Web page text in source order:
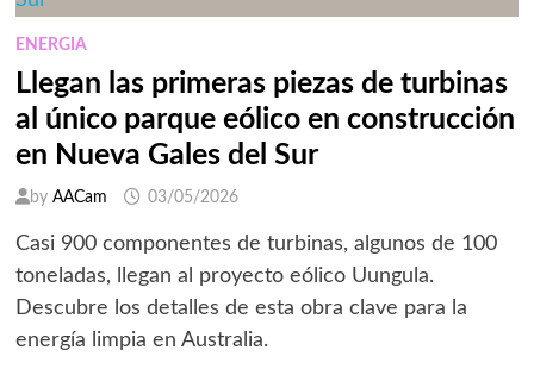
ENERGIA
Llegan las primeras piezas de turbinas
al único parque eólico en construcción
en Nueva Gales del Sur
by AACam 03/05/2026
Casi 900 componentes de turbinas, algunos de 100
toneladas, llegan al proyecto eólico Uungula.
Descubre los detalles de esta obra clave para la
energía limpia en Australia.